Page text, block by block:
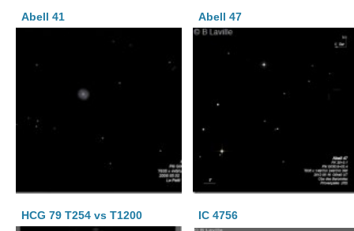
Abell 41 Abell 47
HCG 79 T254 vs T1200 IC 4756